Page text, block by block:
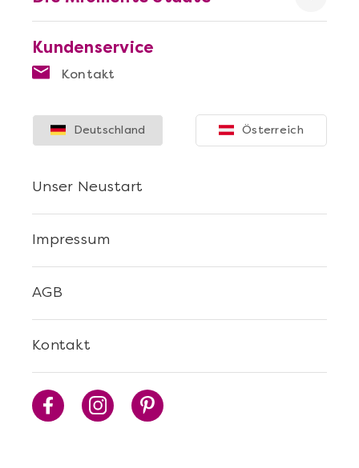
Kundenservice
Kontakt
Kontakt
AGB
Impressum
Unser Neustart
Deutschland Österreich